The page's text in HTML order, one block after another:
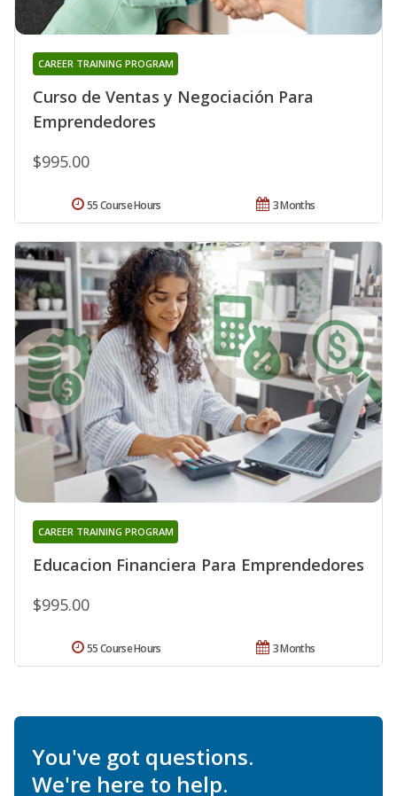
Curso de Ventas y Negociación Para
Emprendedores
CAREER TRAINING PROGRAM
$995.00
3 Months
55 Course Hours
Educacion Financiera Para Emprendedores
CAREER TRAINING PROGRAM
$995.00
3 Months
55 Course Hours
You've got questions.
We're here to help.